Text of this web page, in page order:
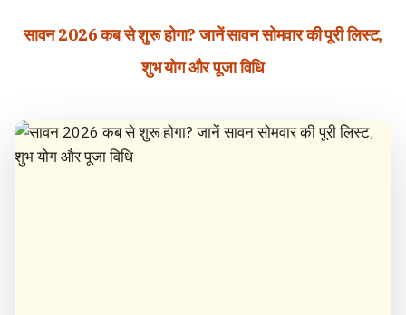
सावन 2026 कब से शुरू होगा? जानें सावन सोमवार की पूरी लिस्ट,
शुभ योग और पूजा विधि